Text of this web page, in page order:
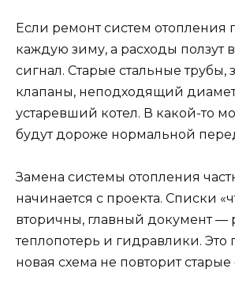
Если ремонт систем отопления
каждую зиму, а расходы ползут
сигнал. Старые стальные трубы,
клапаны, неподходящий
устаревший котел. В какой-то
будут дороже нормальной
Замена системы отопления
начинается с проекта. Списки
вторичны, главный документ —
теплопотерь и гидравлики. Это
новая схема не повторит